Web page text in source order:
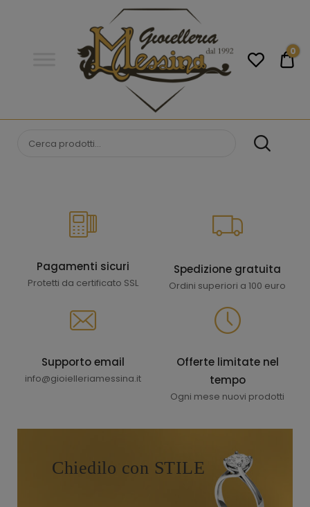
donna. Acquista online i migliori
0
Pagamenti sicuri
Protetti da certificato SSL
Spedizione gratuita
Ordini superiori a 100 euro
Supporto email
info@gioielleriamessina.it
Offerte limitate nel
tempo
Ogni mese nuovi prodotti
Chiedilo con STILE